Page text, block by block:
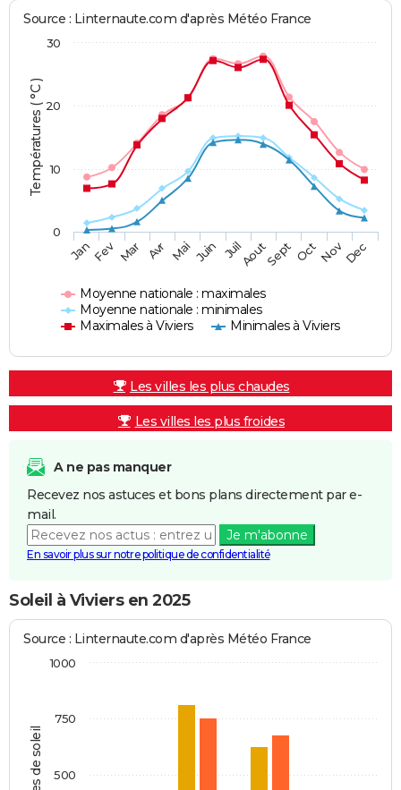
Températures ( °C )
Source : Linternaute.com d'après Météo France
Moyenne nationale : maximales
Moyenne nationale : minimales
Maximales à Viviers
Minimales à Viviers
JanFev Mar Avr Mai Juin JuilAoutSept OctNovDec
0
10
20
30
Les villes les plus chaudes
Les villes les plus froides
A ne pas manquer
Recevez nos astuces et bons plans directement par e-
mail.
Je m'abonne
En savoir plus sur notre politique de confidentialité
Soleil à Viviers en 2025
Source : Linternaute.com d'après Météo France
500
750
1000